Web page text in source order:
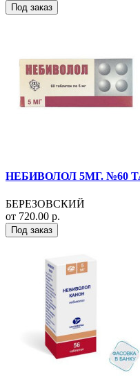
Под заказ
НЕБИВОЛОЛ 5МГ. №60
БЕРЕЗОВСКИЙ
от 720.00 р.
Под заказ